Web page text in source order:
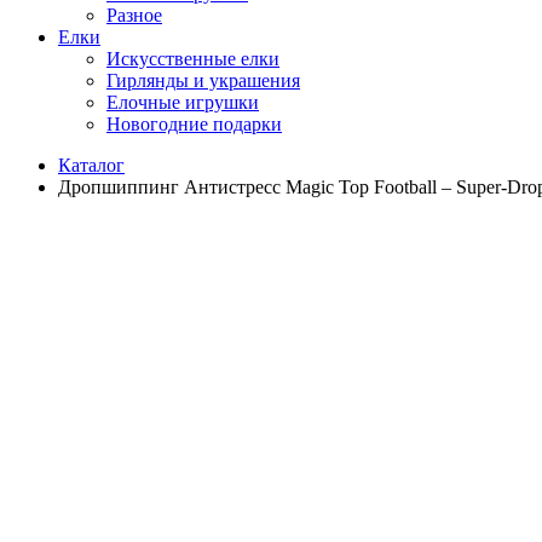
Разное
Елки
Искусственные елки
Гирлянды и украшения
Елочные игрушки
Новогодние подарки
Каталог
Дропшиппинг Антистресс Magic Top Football – Super-